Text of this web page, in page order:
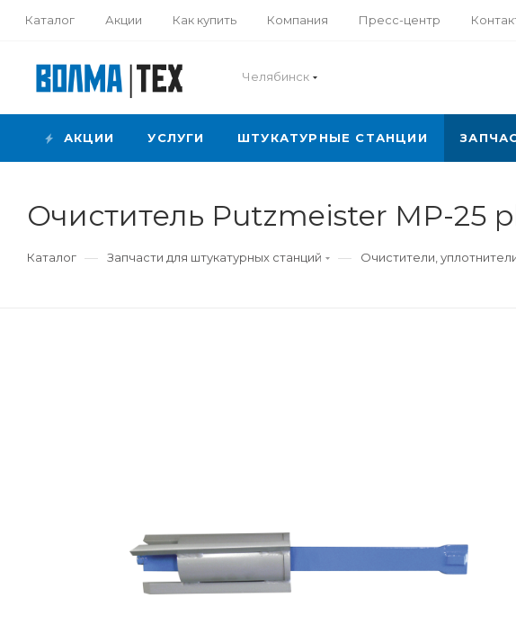
Каталог Акции Как купить Компания Пресс-центр
Челябинск
АКЦИИ УСЛУГИ ШТУКАТУРНЫЕ СТАНЦИИ
Очиститель Putzmeister MP-25
Каталог — Запчасти для штукатурных станций — Очистители,